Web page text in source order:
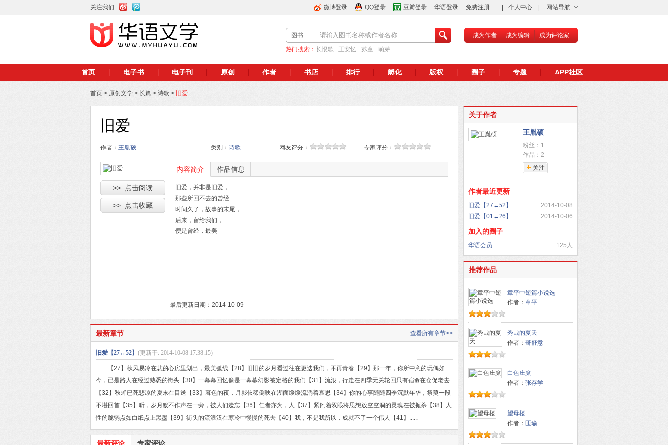
关注我们 个人中心 网站导航
微博登录 QQ登录 豆瓣登录 华语登录 免费注册
成为作者 成为编辑 成为评论家
图书
热门搜索： 长恨歌 王安忆 苏童 萌芽
首页 电子书 电子刊 原创 作者 书店 排行 孵化 版权 圈子 专题 APP社区
首页 > 原创文学 > 长篇 > 诗歌 > 旧爱
旧爱
作者： 王胤硕 类别： 诗歌 网友评分： 专家评分：
>> 点击阅读
>> 点击收藏
内容简介 作品信息
旧爱，并非是旧爱，
那些所回不去的曾经
时间久了，故事的末尾，
后来，留给我们，
便是曾经，最美
最后更新日期：2014-10-09
查看所有章节>>
最新章节
旧爱【27↔52】 (更新于: 2014-10-08 17:38:15)
【27】秋风易冷在悲的心房里划出，最美弧线【28】旧旧的岁月看过往在更迭我们，不再青春【29】那一年，你所中意的玩偶如
今，已是路人在经过熟悉的街头【30】一幕幕回忆像是一幕幕幻影被定格的我们【31】流浪，行走在四季无关轮回只有宿命在仓促老去
【32】秋蝉已死悲凉的夏末在目送【33】暮色的夜，月影依稀倒映在湖面缓缓流淌着哀思【34】你的心事随随四季沉默年华，祭奠一段
不堪回首【35】听，岁月默不作声在一旁，被人们遗忘【36】仁者亦为，人【37】紧闭着双眼将思想放空空洞的灵魂在被扼杀【38】人
性的脆弱点如白纸点上黑墨【39】街头的流浪汉在寒冷中慢慢的死去【40】我，不是我所以，成就不了一个伟人【41】......
最新评论 专家评论
关于作者
王胤硕
粉丝：1
作品：2
关注
作者最近更新
2014-10-08
旧爱【27↔52】
2014-10-06
旧爱【01↔26】
加入的圈子
125人
华语会员
推荐作品
章平中短篇小说选
作者： 章平
秀哉的夏天
作者： 哥舒意
白色庄窠
作者： 张存学
望母楼
作者： 匝瑜